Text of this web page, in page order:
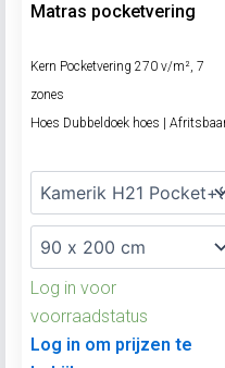
Matras pocketvering
Kern Pocketvering 270 v/m², 7
zones
Hoes Dubbeldoek hoes |
Log in voor
voorraadstatus
Log in om prijzen te